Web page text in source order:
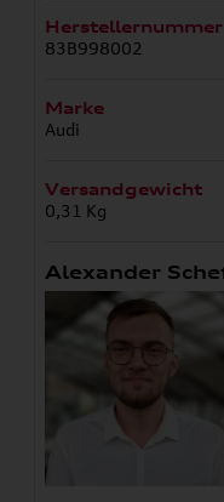
Herstellernummer
83B998002
Marke
Audi
Versandgewicht
0,31 Kg
Alexander